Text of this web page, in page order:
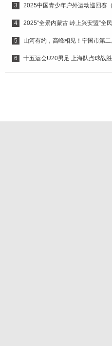
3 2025中国青少年户外运动巡回赛
4 2025“全景内蒙古 岭上兴安盟”全
5 山河有约，高峰相见！宁国市第二
6 十五运会U20男足 上海队点球战